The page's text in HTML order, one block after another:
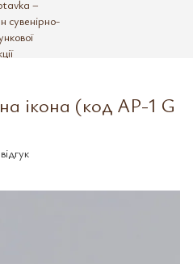
ікона (код AP-1 G